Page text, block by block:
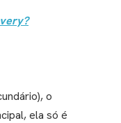
o
ela só é